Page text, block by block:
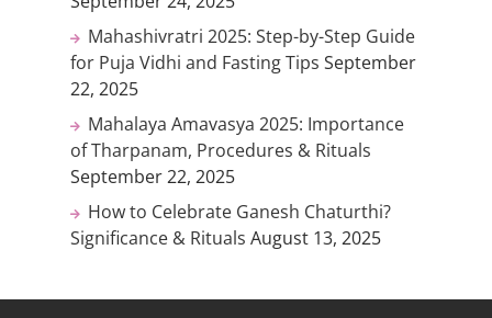
Mahashivratri 2025: Step-by-Step Guide
for Puja Vidhi and Fasting Tips September
22, 2025
Mahalaya Amavasya 2025: Importance
of Tharpanam, Procedures & Rituals
September 22, 2025
How to Celebrate Ganesh Chaturthi?
Significance & Rituals August 13, 2025